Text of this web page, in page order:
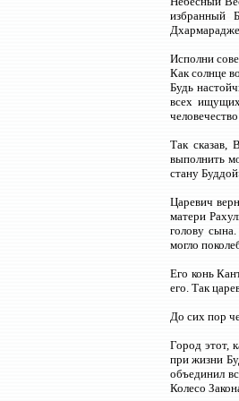
избранный
Исполни
Как солнце
Будь
всех
Так сказав,
выполнить
стану
Царевич
матери
голову
могло
Его конь
его. Так
До сих пор
Город этот,
при жизни
объединил
Колесо